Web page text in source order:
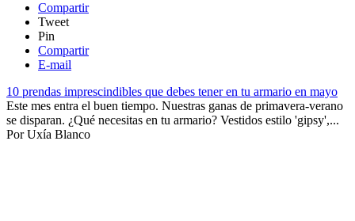
Compartir
Tweet
Pin
Compartir
E-mail
10 prendas imprescindibles que debes tener en tu armario en mayo
Este mes entra el buen tiempo. Nuestras ganas de primavera-verano
se disparan. ¿Qué necesitas en tu armario? Vestidos estilo 'gipsy',...
PorUxía Blanco